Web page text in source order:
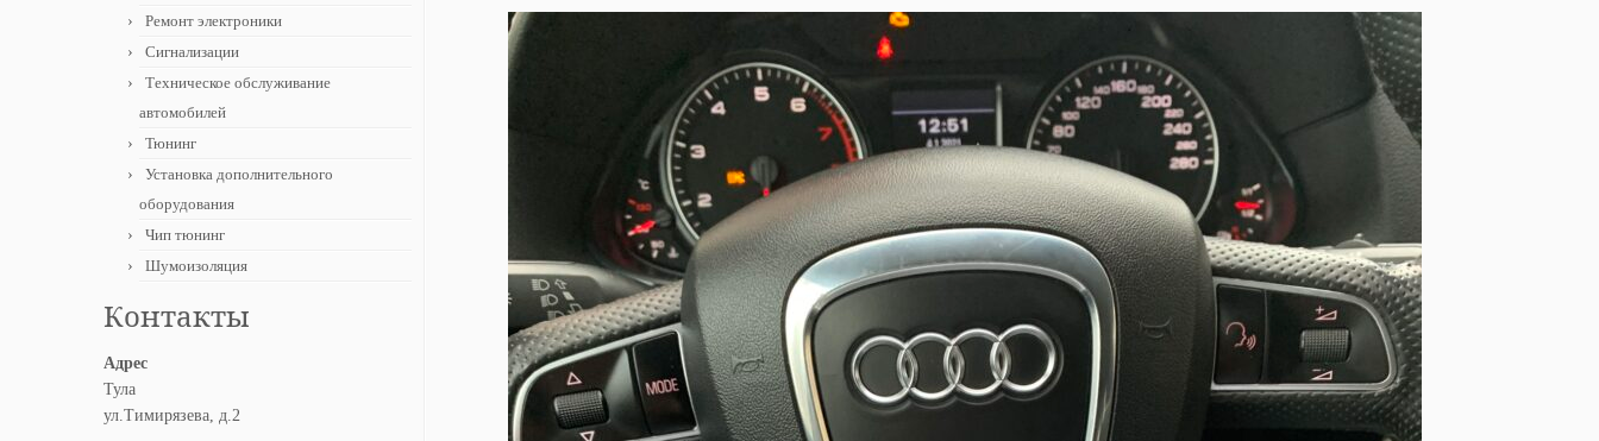
Ремонт электроники
Сигнализации
Техническое обслуживание
автомобилей
Тюнинг
Установка дополнительного
оборудования
Чип тюнинг
Шумоизоляция
Контакты
Адрес
Тула
ул.Тимирязева, д.2